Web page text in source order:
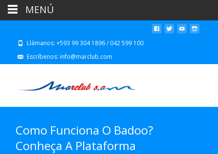
Llámanos: +593 99 304 1896 / 042 599 100
Escríbenos: info@marclub.com
Como Funciona O Badoo?
Conheça A Plataforma
MENÚ